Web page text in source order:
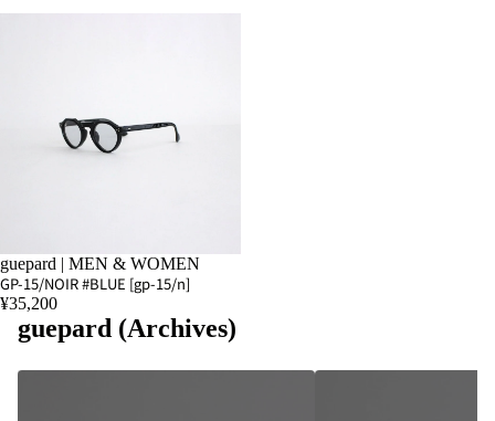
SOLD OUT
guepard | MEN & WOMEN
GP-15/NOIR #BLUE [gp-15/n]
¥35,200
guepard (Archives)